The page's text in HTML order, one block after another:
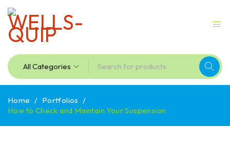
Home / Portfolios /
How to Check and Maintain Your Suspension